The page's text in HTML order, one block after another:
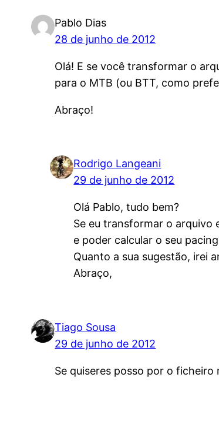
Pablo Dias
28 de junho de 2012
Olá! E se você transformar o
para o MTB (ou BTT, como
Abraço!
Rodrigo Langeani
29 de junho de 2012
Olá Pablo, tudo bem?
Se eu transformar o arquivo
e poder calcular o seu
Quanto a sua sugestão, irei
Abraço,
Tiago Sousa
29 de junho de 2012
Se quiseres posso por o